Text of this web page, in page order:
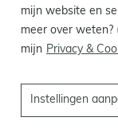
mijn website en
meer over weten?
mijn Privacy &
Instellingen
EEN
Niet nog